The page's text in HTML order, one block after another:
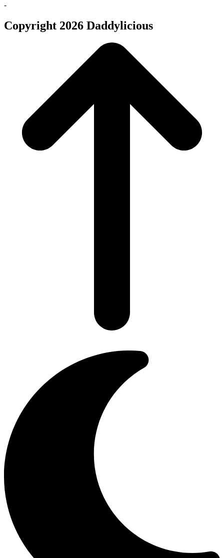
-
Copyright 2026 Daddylicious